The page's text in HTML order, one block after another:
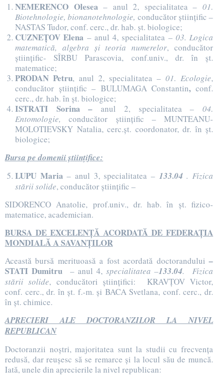
NEMERENCO Olesea – anul 2, specialitatea –01.
Biotehnologie, bionanotehnologie, conducător științific –
NASTAS Tudor, conf. cerc., dr. hab. șt. biologice;
CUZNEȚOV Elena – anul 4, specialitatea – 03. Logica
matematică, algebra și teoria numerelor, conducător
științific- SÎRBU Parascovia, conf.univ., dr. în șt.
matematice;
PRODAN Petru, anul 2, specialitatea – 01. Ecologie,
conducător științific – BULUMAGA Constantin, conf.
cerc., dr. hab. în șt. biologice;
ISTRATI Sorina –anul 2, specialitatea –04.
Entomologie, conducător științific – MUNTEANU-
MOLOTIEVSKY Natalia, cerc.șt. coordonator, dr. în șt.
biologice;
Bursa pe domenii științifice:
LUPU Maria– anul 3, specialitatea – 133.04. Fizica
stării solide, conducător științific –
SIDORENCO Anatolie, prof.univ., dr. hab. în șt. fizico-
matematice, academician.
BURSA DE EXCELENȚĂ ACORDATĂ DE FEDERAȚIA
MONDIALĂ A SAVANȚILOR
Această bursă merituoasă a fost acordată doctorandului –
STATI Dumitru – anul 4, specialitatea –133.04. Fizica
stării solide, conducători științifici: KRAVȚOV Victor,
conf. cerc., dr. în șt. f.-m. și BACA Svetlana, conf. cerc., dr.
în șt. chimice.
APRECIERI ALE DOCTORANZILOR LA NIVEL
REPUBLICAN
Doctoranzii noștri, majoritatea sunt la studii cu frecvența
redusă, dar reușesc să se remarce și la locul său de muncă.
Iată, unele din aprecierile la nivel republican: